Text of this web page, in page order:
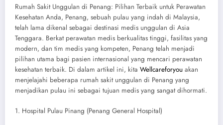
Rumah Sakit Unggulan di Penang: Pilihan Terbaik untuk Perawatan
Kesehatan Anda, Penang, sebuah pulau yang indah di Malaysia,
telah lama dikenal sebagai destinasi medis unggulan di Asia
Tenggara. Berkat perawatan medis berkualitas tinggi, fasilitas yang
modern, dan tim medis yang kompeten, Penang telah menjadi
pilihan utama bagi pasien internasional yang mencari perawatan
kesehatan terbaik. Di dalam artikel ini, kita Wellcareforyou akan
menjelajahi beberapa rumah sakit unggulan di Penang yang
menjadikan pulau ini sebagai tujuan medis yang sangat dihormati.
1. Hospital Pulau Pinang (Penang General Hospital)